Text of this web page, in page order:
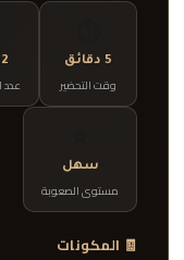
5 دقائق
وقت التحضير
2 كوب
سهل
مستوى الصعوبة
🧾 المكونات